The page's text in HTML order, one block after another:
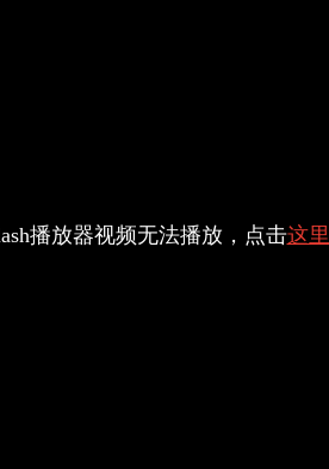
播放器视频无法播放，点击这里